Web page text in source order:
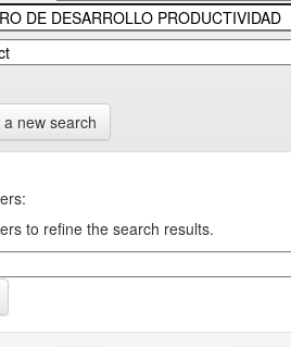
new search
to refine the search results.